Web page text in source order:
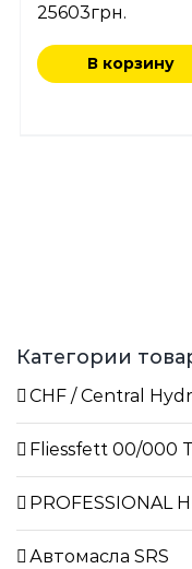
25603грн.
В корзину
Категории
CHF / Central
Fliessfett 00/000
PROFESSIONAL
Автомасла SRS